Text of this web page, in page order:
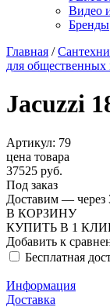
Видео
Бренды
Главная /
для общественных
Jacuzzi
Артикул: 79
цена товара
37525 руб.
Под заказ
Доставим — через
В КОРЗИНУ
КУПИТЬ В 1
Добавить к
Бесплатная
Информация
Доставка